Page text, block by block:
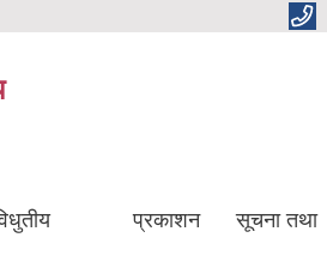
प्रकाशन सूचना तथा